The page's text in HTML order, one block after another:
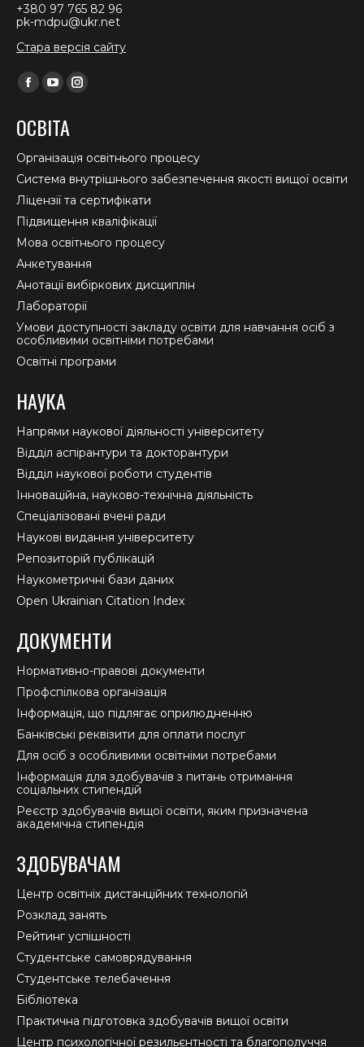
+380 97 765 82 96
pk-mdpu@ukr.net
Стара версія сайту
Find us on:
Facebook
opens
in
new
window
YouTube
opens
in
new
window
Instagram
in
new
window
ОСВІТА
Організація освітнього процесу
Система внутрішнього забезпечення якості вищої освіти
Ліцензії та сертифікати
Підвищення кваліфікації
Мова освітнього процесу
Анкетування
Анотації вибіркових дисциплін
Лабораторії
Умови доступності закладу освіти для навчання осіб з
особливими освітніми потребами
Освітні програми
НАУКА
Напрями наукової діяльності університету
Відділ аспірантури та докторантури
Відділ наукової роботи студентів
Інноваційна, науково-технічна діяльність
Спеціалізовані вчені ради
Наукові видання університету
Репозиторій публікацій
Наукометричні бази даних
Open Ukrainian Citation Index
ДОКУМЕНТИ
Нормативно-правові документи
Профспілкова організація
Інформація, що підлягає оприлюдненню
Банківські реквізити для оплати послуг
Для осіб з особливими освітніми потребами
Інформація для здобувачів з питань отримання
соціальних стипендій
Реєстр здобувачів вищої освіти, яким призначена
академічна стипендія
ЗДОБУВАЧАМ
Центр освітніх дистанційних технологій
Розклад занять
Рейтинг успішності
Студентське самоврядування
Студентське телебачення
Бібліотека
Практична підготовка здобувачів вищої освіти
Центр психологічної резильєнтності та благополуччя